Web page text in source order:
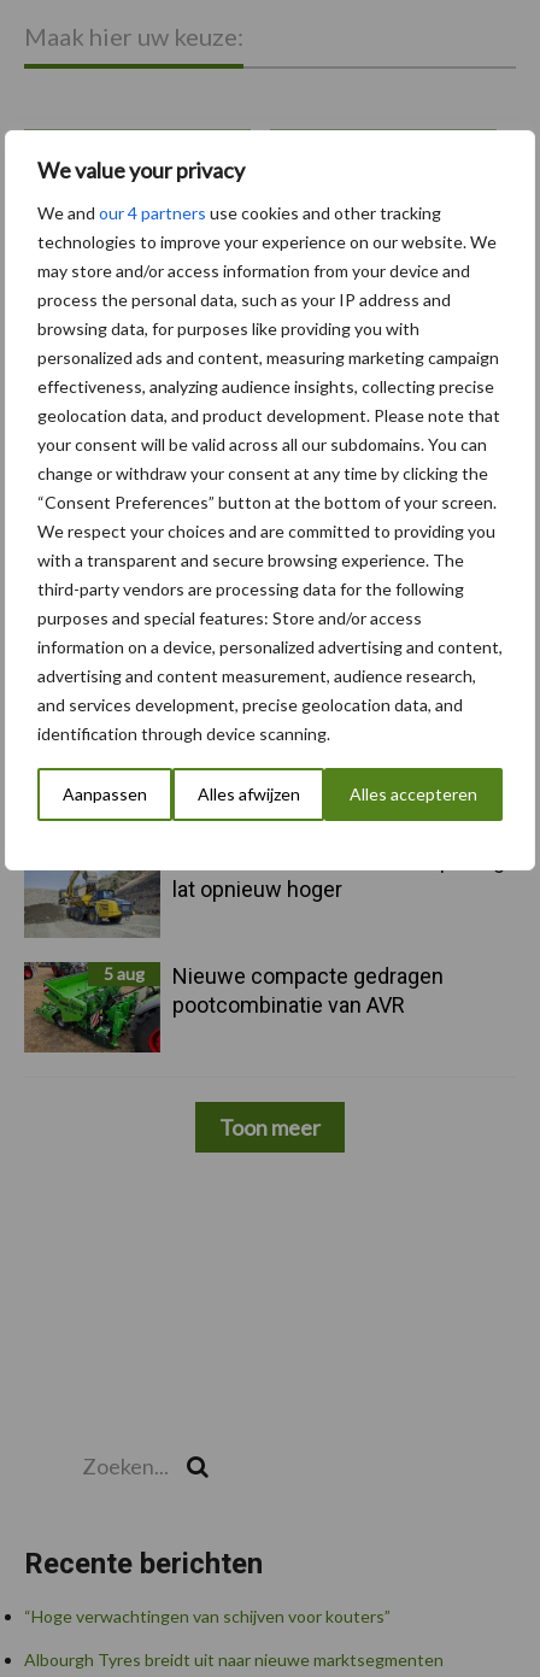
We value your privacy
We and our 4 partners use cookies and other tracking
technologies to improve your experience on our website. We
may store and/or access information from your device and
process the personal data, such as your IP address and
browsing data, for purposes like providing you with
personalized ads and content, measuring marketing campaign
effectiveness, analyzing audience insights, collecting precise
geolocation data, and product development. Please note that
your consent will be valid across all our subdomains. You can
change or withdraw your consent at any time by clicking the
“Consent Preferences” button at the bottom of your screen.
We respect your choices and are committed to providing you
with a transparent and secure browsing experience. The
third-party vendors are processing data for the following
purposes and special features: Store and/or access
information on a device, personalized advertising and content,
advertising and content measurement, audience research,
and services development, precise geolocation data, and
identification through device scanning.
Aanpassen Alles afwijzen Alles accepteren
Primaire
Sidebar
Recent nieuws Partner nieuws
6 aug
"Hoge verwachtingen van schijven
voor kouters"
5 aug
Albourgh Tyres breidt uit naar
nieuwe marktsegmenten
5 aug
Caterpillar breidt gamma
elektrische bulldozers uit
lat opnieuw hoger
5 aug
Nieuwe compacte gedragen
pootcombinatie van AVR
Toon meer
Recente berichten
“Hoge verwachtingen van schijven voor kouters”
Albourgh Tyres breidt uit naar nieuwe marktsegmenten
Maak hier uw keuze:
bemesting
Toon meer